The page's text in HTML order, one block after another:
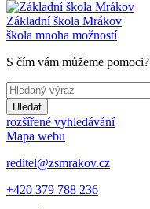
Základní škola Mrákov
škola mnoha možností
S čím vám můžeme pomoci?
Hledat
rozšířené vyhledávání
Mapa webu
reditel@zsmrakov.cz
+420 379 788 236